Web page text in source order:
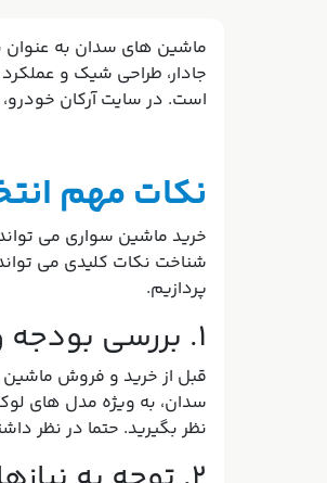
ماشین های سدان به عنوان
جادار، طراحی شیک و عملکرد
نکات مهم
خرید ماشین سواری می
شناخت نکات کلیدی می
پردازیم.
۱. بررسی بودجه و قیمت ماشین سدان
قبل از خرید و فروش
سدان، به ویژه مدل های
نظر بگیرید. حتما در نظر